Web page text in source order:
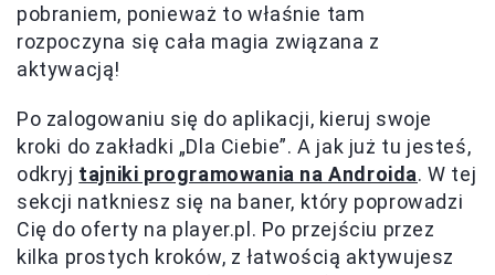
pobraniem, ponieważ to właśnie tam
rozpoczyna się cała magia związana z
aktywacją!
Po zalogowaniu się do aplikacji, kieruj swoje
kroki do zakładki „Dla Ciebie”. A jak już tu jesteś,
odkryj tajniki programowania na Androida. W tej
sekcji natkniesz się na baner, który poprowadzi
Cię do oferty na player.pl. Po przejściu przez
kilka prostych kroków, z łatwością aktywujesz